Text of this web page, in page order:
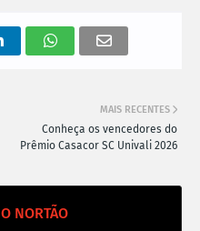
MAIS RECENTES
Conheça os vencedores do
Prêmio Casacor SC Univali 2026
O NORTÃO